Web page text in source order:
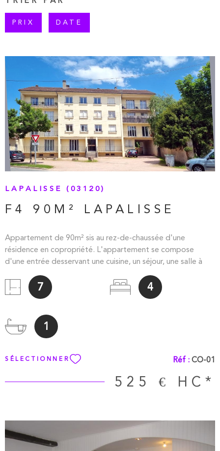
PRIX DATE
LAPALISSE (03120)
F4 90M² LAPALISSE
Appartement de 90m² sis au rez-de-chaussée d'une
résidence en copropriété. L'appartement se compose
d'une entrée desservant une cuisine, un séjour, une salle à
manger, trois chambres, une salle de bains et un WC. Une
cave Un emplacement de parking. Chauffage collectif au
GAZ compris dans les charges.
7 4
1
SÉLECTIONNER Réf : CO-01
525 € HC*
VOIR LE BIEN